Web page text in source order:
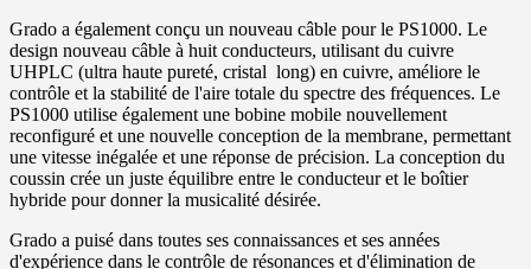
Grado a également conçu un nouveau câble pour le PS1000. Le
design nouveau câble à huit conducteurs, utilisant du cuivre
UHPLC (ultra haute pureté, cristal long) en cuivre, améliore le
contrôle et la stabilité de l'aire totale du spectre des fréquences. Le
PS1000 utilise également une bobine mobile nouvellement
reconfiguré et une nouvelle conception de la membrane, permettant
une vitesse inégalée et une réponse de précision. La conception du
coussin crée un juste équilibre entre le conducteur et le boîtier
hybride pour donner la musicalité désirée.
Grado a puisé dans toutes ses connaissances et ses années
d'expérience dans le contrôle de résonances et d'élimination de